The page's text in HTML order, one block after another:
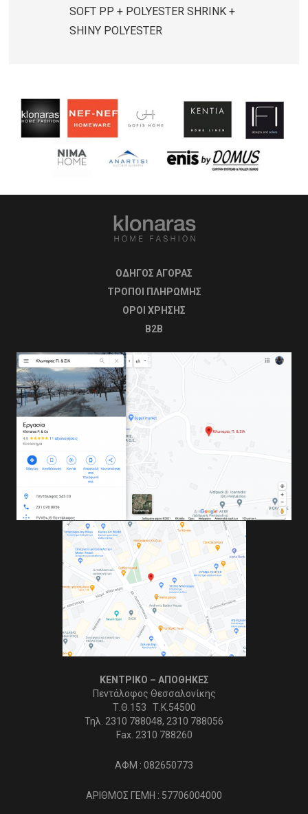
SOFT PP + POLYESTER SHRINK +
SHINY POLYESTER
ΟΔΗΓΟΣ ΑΓΟΡΑΣ
ΤΡΟΠΟΙ ΠΛΗΡΩΜΗΣ
OΡΟΙ ΧΡΗΣΗΣ
B2B
ΚΕΝΤΡΙΚΟ – ΑΠΟΘΗΚΕΣ
Πεντάλοφος Θεσσαλονίκης
Τ.Θ.153 Τ.Κ.54500
Τηλ. 2310 788048, 2310 788056
Fax. 2310 788260
ΑΦΜ : 082650773
ΑΡΙΘΜΟΣ ΓΕΜΗ : 57706004000